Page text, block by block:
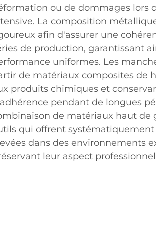
ou de dommages lors
La composition
afin d'assurer une
de production, garantissant
uniformes. Les
de matériaux composites de
produits chimiques et
pendant de longues
de matériaux haut de
qui offrent
dans des environnements
leur aspect